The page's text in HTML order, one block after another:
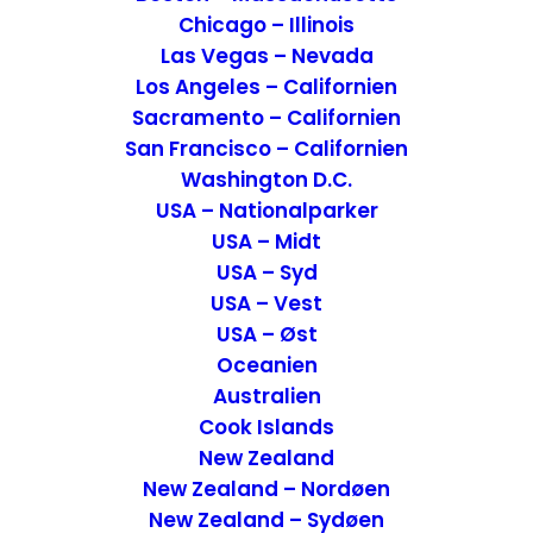
Chicago – Illinois
Las Vegas – Nevada
Los Angeles – Californien
Sacramento – Californien
San Francisco – Californien
Washington D.C.
USA – Nationalparker
USA – Midt
USA – Syd
USA – Vest
USA – Øst
Oceanien
Australien
Cook Islands
New Zealand
New Zealand – Nordøen
New Zealand – Sydøen
Indhold i lejligheden
Lejligheden indehold et soveværelse med
queen size seng og opbevaring med
udgang til en altan. Stuen indehold en